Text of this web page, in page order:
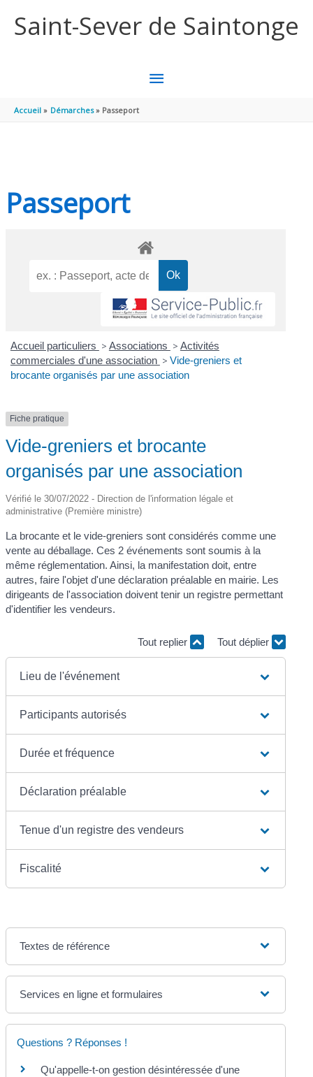
Saint-Sever de Saintonge
MENU
Accueil Démarches Passeport
Passeport
Accueil particuliers > Associations > Activités
commerciales d'une association > Vide-greniers et
brocante organisés par une association
Fiche pratique
Vide-greniers et brocante
organisés par une association
Vérifié le 30/07/2022 - Direction de l'information légale et
administrative (Première ministre)
La brocante et le vide-greniers sont considérés comme une
vente au déballage. Ces 2 événements sont soumis à la
même réglementation. Ainsi, la manifestation doit, entre
autres, faire l'objet d'une déclaration préalable en mairie. Les
dirigeants de l'association doivent tenir un registre permettant
d'identifier les vendeurs.
Tout replier Tout déplier
Lieu de l'événement
Participants autorisés
Durée et fréquence
Déclaration préalable
Tenue d'un registre des vendeurs
Fiscalité
Textes de référence
Services en ligne et formulaires
Questions ? Réponses !
Qu'appelle-t-on gestion désintéressée d'une